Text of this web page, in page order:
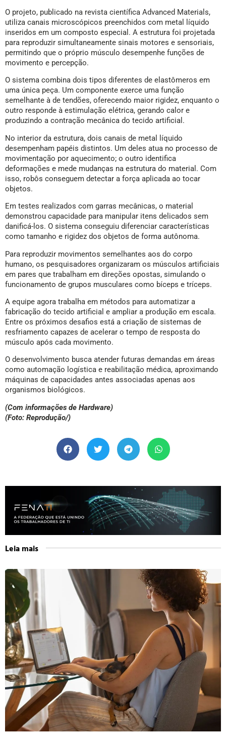
O projeto, publicado na revista científica Advanced Materials,
utiliza canais microscópicos preenchidos com metal líquido
inseridos em um composto especial. A estrutura foi projetada
para reproduzir simultaneamente sinais motores e sensoriais,
permitindo que o próprio músculo desempenhe funções de
movimento e percepção.
O sistema combina dois tipos diferentes de elastômeros em
uma única peça. Um componente exerce uma função
semelhante à de tendões, oferecendo maior rigidez, enquanto o
outro responde à estimulação elétrica, gerando calor e
produzindo a contração mecânica do tecido artificial.
No interior da estrutura, dois canais de metal líquido
desempenham papéis distintos. Um deles atua no processo de
movimentação por aquecimento; o outro identifica
deformações e mede mudanças na estrutura do material. Com
isso, robôs conseguem detectar a força aplicada ao tocar
objetos.
Em testes realizados com garras mecânicas, o material
demonstrou capacidade para manipular itens delicados sem
danificá-los. O sistema conseguiu diferenciar características
como tamanho e rigidez dos objetos de forma autônoma.
Para reproduzir movimentos semelhantes aos do corpo
humano, os pesquisadores organizaram os músculos artificiais
em pares que trabalham em direções opostas, simulando o
funcionamento de grupos musculares como bíceps e tríceps.
A equipe agora trabalha em métodos para automatizar a
fabricação do tecido artificial e ampliar a produção em escala.
Entre os próximos desafios está a criação de sistemas de
resfriamento capazes de acelerar o tempo de resposta do
músculo após cada movimento.
O desenvolvimento busca atender futuras demandas em áreas
como automação logística e reabilitação médica, aproximando
máquinas de capacidades antes associadas apenas aos
organismos biológicos.
(Com informações de Hardware)
(Foto: Reprodução/)
Leia mais